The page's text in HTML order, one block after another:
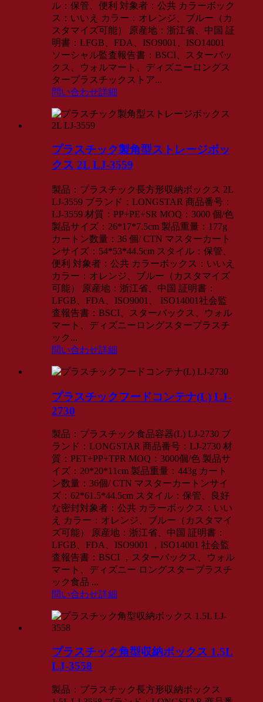
ル：保管、便利 対象者：公共 カラーボック
ス：いいえ カラー：オレンジ、ブルー（カ
スタマイズ可能） 原産地：浙江省、中国 証
明書：LFGB、FDA、ISO9001、ISO14001
ソーシャル監査報告書：BSCI、スターバッ
クス、ウォルマート、ディズニーロングス
タープラスチックストア...
問い合わせ詳細
プラスチック製角型ストレージボッ
クス 2L LJ-3559
製品：プラスチック長方形収納ボックス 2L
LJ-3559 ブランド：LONGSTAR 商品番号：
LJ-3559 材質：PP+PE+SR MOQ：3000 個/色
製品サイズ：26*17*7.5cm 製品重量：177g
カートン数量：36 個/ CTN マスターカート
ンサイズ：54*53*44.5cm スタイル：保管、
便利 対象者：公共 カラーボックス：いいえ
カラー：オレンジ、ブルー（カスタマイズ
可能） 原産地：浙江省、中国 証明書：
LFGB、FDA、ISO9001、 ISO14001社会監
査報告書：BSCI、スターバックス、ウォル
マート、ディズニーロングスタープラスチ
ック...
問い合わせ詳細
プラスチックフードコンテナ(L) LJ-
2730
製品：プラスチック食品容器(L) LJ-2730 ブ
ランド：LONGSTAR 商品番号：LJ-2730 材
質：PET+PP+TPR MOQ：3000個/色 製品サ
イズ：20*20*11cm 製品重量：443g カート
ン数量：36個/ CTN マスターカートンサイ
ズ：62*61.5*44.5cm スタイル：保管、良好
な密封対象者：公共 カラーボックス：いい
え カラー：オレンジ、ブルー（カスタマイ
ズ可能） 原産地：浙江省、中国 証明書：
LFGB、FDA、ISO9001 ，ISO14001 社会監
査報告書：BSCI ，スターバックス、ウォル
マート、ディズニー ロングスタープラスチ
ック食品 ...
問い合わせ詳細
プラスチック角型収納ボックス 1.5L
LJ-3558
製品：プラスチック長方形収納ボックス